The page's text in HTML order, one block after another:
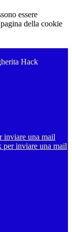
essere
della cookie
Hack
inviare una mail
per inviare una mail